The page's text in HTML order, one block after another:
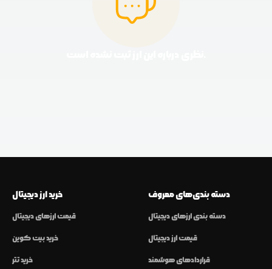
خرید ارز دیجیتال
قیمت ارزهای دیجیتال
خرید بیت کوین
خرید تتر
دسته بندی‌های معروف
دسته بندی ارزهای دیجیتال
قیمت ارز دیجیتال
قراردادهای هوشمند